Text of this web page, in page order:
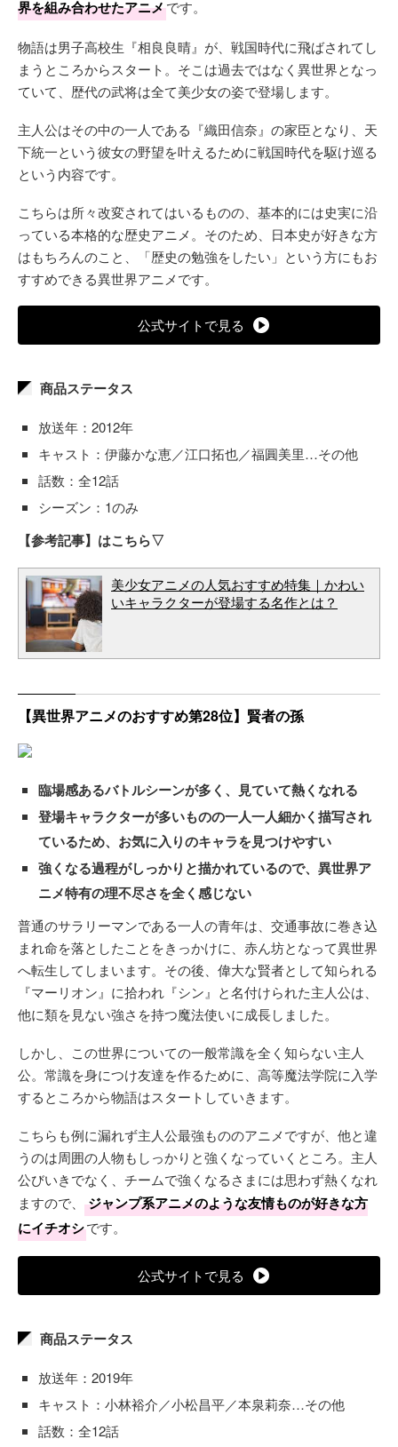
界を組み合わせたアニメです。
物語は男子高校生『相良良晴』が、戦国時代に飛ばされてし
まうところからスタート。そこは過去ではなく異世界となっ
ていて、歴代の武将は全て美少女の姿で登場します。
主人公はその中の一人である『織田信奈』の家臣となり、天
下統一という彼女の野望を叶えるために戦国時代を駆け巡る
という内容です。
こちらは所々改変されてはいるものの、基本的には史実に沿
っている本格的な歴史アニメ。そのため、日本史が好きな方
はもちろんのこと、「歴史の勉強をしたい」という方にもお
すすめできる異世界アニメです。
公式サイトで見る
商品ステータス
放送年：2012年
キャスト：伊藤かな恵／江口拓也／福圓美里…その他
話数：全12話
シーズン：1のみ
【参考記事】はこちら▽
美少女アニメの人気おすすめ特集｜かわい
いキャラクターが登場する名作とは？
【異世界アニメのおすすめ第28位】賢者の孫
臨場感あるバトルシーンが多く、見ていて熱くなれる
登場キャラクターが多いものの一人一人細かく描写され
ているため、お気に入りのキャラを見つけやすい
強くなる過程がしっかりと描かれているので、異世界ア
ニメ特有の理不尽さを全く感じない
普通のサラリーマンである一人の青年は、交通事故に巻き込
まれ命を落としたことをきっかけに、赤ん坊となって異世界
へ転生してしまいます。その後、偉大な賢者として知られる
『マーリオン』に拾われ『シン』と名付けられた主人公は、
他に類を見ない強さを持つ魔法使いに成長しました。
しかし、この世界についての一般常識を全く知らない主人
公。常識を身につけ友達を作るために、高等魔法学院に入学
するところから物語はスタートしていきます。
こちらも例に漏れず主人公最強もののアニメですが、他と違
うのは周囲の人物もしっかりと強くなっていくところ。主人
公びいきでなく、チームで強くなるさまには思わず熱くなれ
ますので、
ジャンプ系アニメのような友情ものが好きな方
にイチオシです。
公式サイトで見る
商品ステータス
放送年：2019年
キャスト：小林裕介／小松昌平／本泉莉奈…その他
話数：全12話